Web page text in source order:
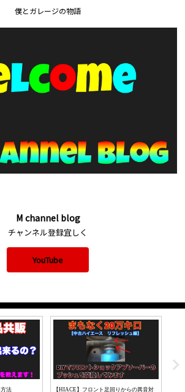
僕とガレージの物語
M channel blog
チャンネル登録宜しく
YouTube
【HIACE】フロント足回りからの異音対
【LINE証券】初心者が投